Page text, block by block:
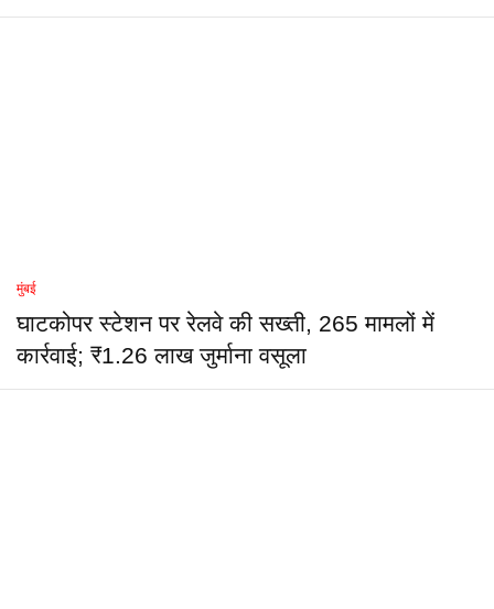
मुंबई
घाटकोपर स्टेशन पर रेलवे की सख्ती, 265 मामलों में
कार्रवाई; ₹1.26 लाख जुर्माना वसूला